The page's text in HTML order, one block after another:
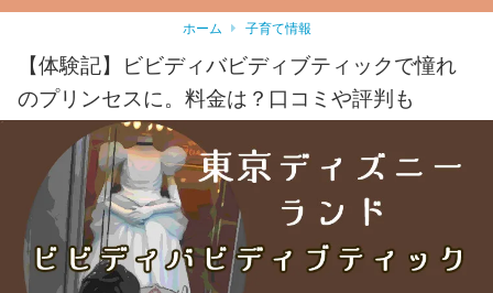
ホーム 子育て情報
【体験記】ビビディバビディブティックで憧れ
のプリンセスに。料金は？口コミや評判も